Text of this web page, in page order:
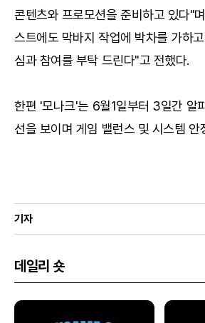
콘텐츠와 프로모션을 준비하고 있다"
스트에도 막바지 작업에 박차를 가하
심과 참여를 부탁 드린다"고 전했다.
한편 '모나크'는 6월1일부터 3일간 알
선을 보이며 게임 밸런스 및 시스템 안
기자
데일리 숏